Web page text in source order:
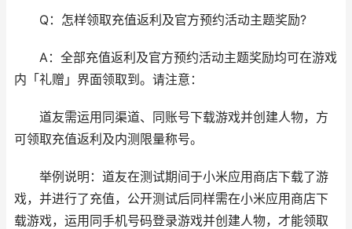
Q：怎样领取充值返利及官方预约活动主题奖励?
A：全部充值返利及官方预约活动主题奖励均可在游戏
内「礼赠」界面领取到。请注意：
道友需运用同渠道、同账号下载游戏并创建人物，方
可领取充值返利及内测限量称号。
举例说明：道友在测试期间于小米应用商店下载了游
戏，并进行了充值，公开测试后同样需在小米应用商店下
载游戏，运用同手机号码登录游戏并创建人物，才能领取